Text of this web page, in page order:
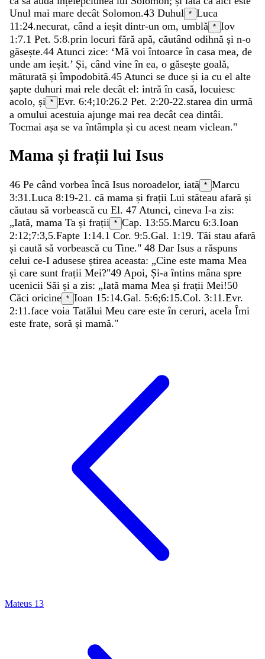
Unul mai mare decât Solomon.43 Duhul * Luca
11:24.necurat, când a ieșit dintr-un om, umblă * Iov
1:7.1 Pet. 5:8.prin locuri fără apă, căutând odihnă și n-o
găsește.44 Atunci zice: ‘Mă voiîntoarceîn casa mea, de
unde am ieșit.’ Și, când vineîn ea, o găsește goală,
măturată șiîmpodobită.45 Atunci se duce și ia cu el alte
șapte duhuri mai rele decât el: intrăîn casă, locuiesc
acolo, și * Evr. 6:4;10:26.2 Pet. 2:20-22.starea din urmă
a omului acestuia ajunge mai rea decât cea dintâi.
Tocmai așa se vaîntâmpla și cu acest neam viclean."
Mama și frații lui Isus
46 Pe când vorbeaîncă Isus noroadelor, iată * Marcu
3:31 .Luca 8:19-21 . că mama și frații Lui stăteau afară și
căutau să vorbească cu El. 47 Atunci, cineva I-a zis:
„Iată, mama Ta și frații * Cap. 13:55.Marcu 6:3.Ioan
2:12;7:3,5.Fapte 1:14.1 Cor. 9:5.Gal. 1:19. Tăi stau afară
și caută să vorbească cu Tine." 48 Dar Isus a răspuns
celui ce-I adusese știrea aceasta: „Cine este mama Mea
și care sunt frații Mei?"49 Apoi, Și-aîntins mâna spre
ucenicii Săi și a zis: „Iată mama Mea și frații Mei!50
Căci oricine * Ioan 15:14.Gal. 5:6;6:15.Col. 3:11 .Evr.
2:11 .face voia Tatălui Meu care esteîn ceruri, acela Îmi
este frate, soră și mamă."
Mateus 13